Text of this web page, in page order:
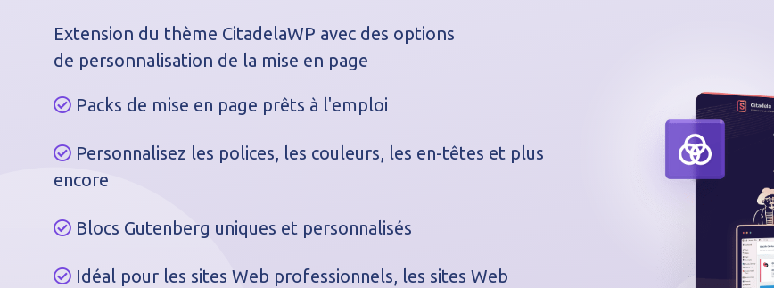
Extension du thème CitadelaWP avec des options
de personnalisation de la mise en page
Packs de mise en page prêts à l'emploi
Personnalisez les polices, les couleurs, les en-têtes et plus
encore
Blocs Gutenberg uniques et personnalisés
Idéal pour les sites Web professionnels, les sites Web